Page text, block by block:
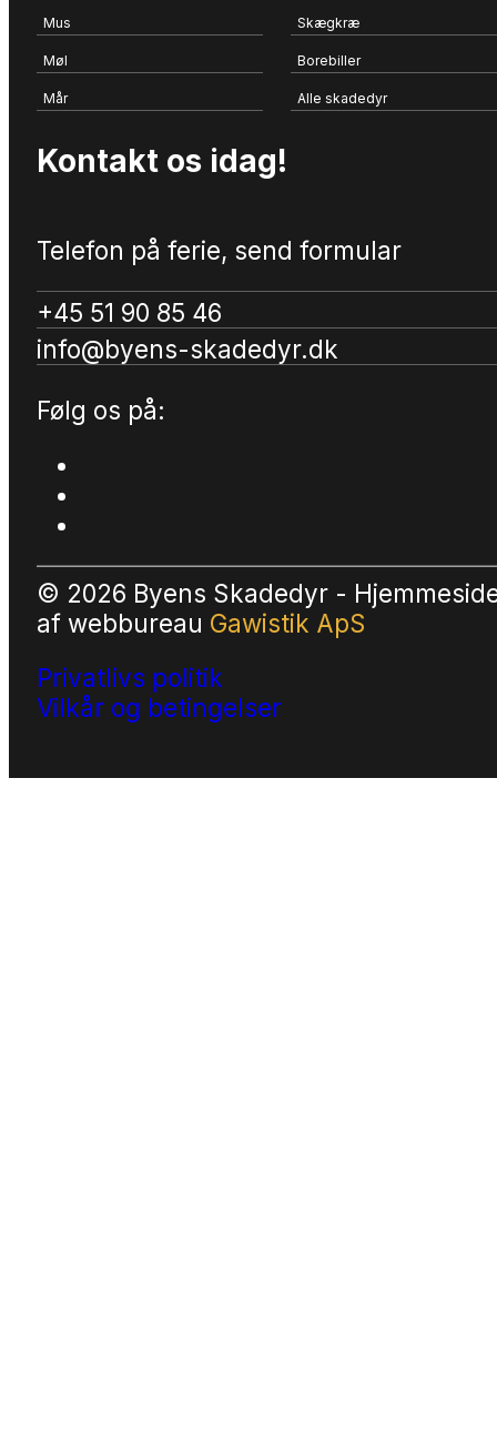
Mus Skægkræ
Møl Borebiller
Mår Alle skadedyr
Kontakt os idag!
Telefon på ferie, send formular
+45 51 90 85 46
info@byens-skadedyr.dk
Følg os på:
© 2026 Byens Skadedyr -
af webbureau Gawistik ApS
Privatlivs politik
Vilkår og betingelser